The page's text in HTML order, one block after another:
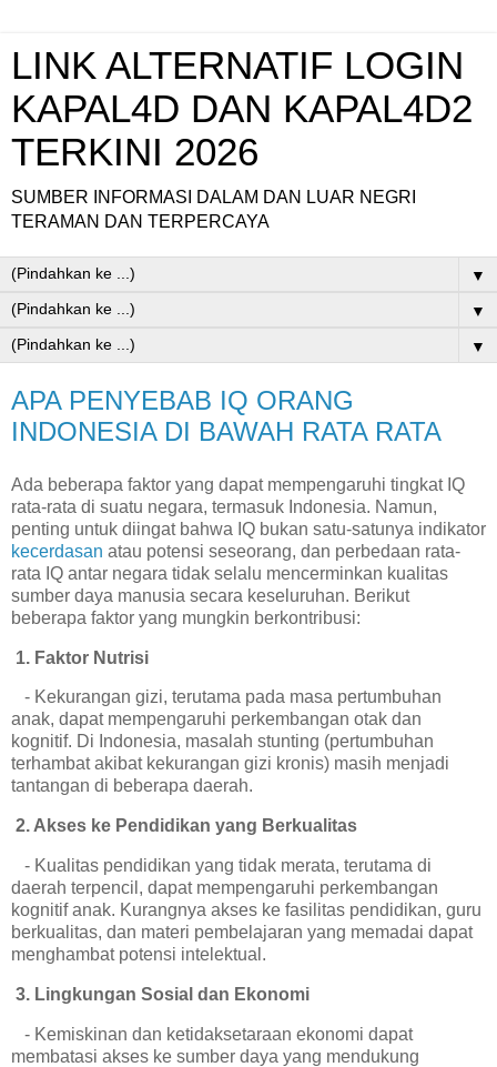
LINK ALTERNATIF LOGIN
KAPAL4D DAN KAPAL4D2
TERKINI 2026
SUMBER INFORMASI DALAM DAN LUAR NEGRI
TERAMAN DAN TERPERCAYA
▼
▼
▼
APA PENYEBAB IQ ORANG
INDONESIA DI BAWAH RATA RATA
Ada beberapa faktor yang dapat mempengaruhi tingkat IQ
rata-rata di suatu negara, termasuk Indonesia. Namun,
penting untuk diingat bahwa IQ bukan satu-satunya indikator
kecerdasan atau potensi seseorang, dan perbedaan rata-
rata IQ antar negara tidak selalu mencerminkan kualitas
sumber daya manusia secara keseluruhan. Berikut
beberapa faktor yang mungkin berkontribusi:
1. Faktor Nutrisi
- Kekurangan gizi, terutama pada masa pertumbuhan
anak, dapat mempengaruhi perkembangan otak dan
kognitif. Di Indonesia, masalah stunting (pertumbuhan
terhambat akibat kekurangan gizi kronis) masih menjadi
tantangan di beberapa daerah.
2. Akses ke Pendidikan yang Berkualitas
- Kualitas pendidikan yang tidak merata, terutama di
daerah terpencil, dapat mempengaruhi perkembangan
kognitif anak. Kurangnya akses ke fasilitas pendidikan, guru
berkualitas, dan materi pembelajaran yang memadai dapat
menghambat potensi intelektual.
3. Lingkungan Sosial dan Ekonomi
- Kemiskinan dan ketidaksetaraan ekonomi dapat
membatasi akses ke sumber daya yang mendukung